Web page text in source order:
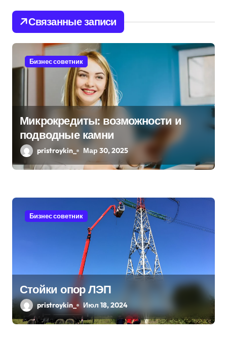
ц
и
п
с
Связанные записи
Бизнес советник
Микрокредиты: возможности и
подводные камни
pristroykin_ Мар 30, 2025
Бизнес советник
Стойки опор ЛЭП
pristroykin_ Июл 18, 2024